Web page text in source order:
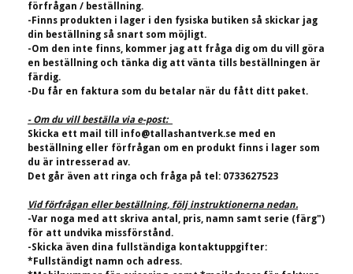
förfrågan / beställning.
-Finns produkten i lager i den fysiska butiken så skickar jag
din beställning så snart som möjligt.
-Om den inte finns, kommer jag att fråga dig om du vill göra
en beställning och tänka dig att vänta tills beställningen är
färdig.
-Du får en faktura som du betalar när du fått ditt paket.
- Om du vill beställa via e-post:
Skicka ett mail till info@tallashantverk.se med en
beställning eller förfrågan om en produkt finns i lager som
du är intresserad av.
Det går även att ringa och fråga på tel: 0733627523
Vid förfrågan eller beställning, följ instruktionerna nedan.
-Var noga med att skriva antal, pris, namn samt serie (färg")
för att undvika missförstånd.
-Skicka även dina fullständiga kontaktuppgifter:
*Fullständigt namn och adress.